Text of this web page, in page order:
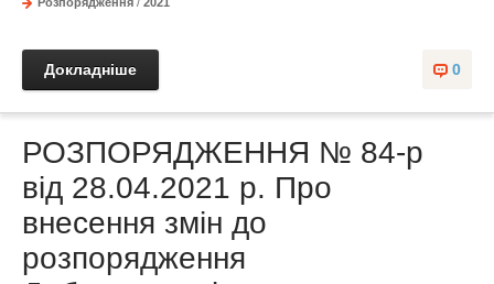
0
Докладніше
РОЗПОРЯДЖЕННЯ № 84-р
від 28.04.2021 р. Про
внесення змін до
розпорядження